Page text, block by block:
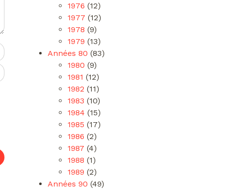
1976 (12)
1977 (12)
1978 (9)
1979 (13)
Années 80 (83)
1980 (9)
1981 (12)
1982 (11)
1983 (10)
1984 (15)
1985 (17)
1986 (2)
1987 (4)
1988 (1)
1989 (2)
Années 90 (49)